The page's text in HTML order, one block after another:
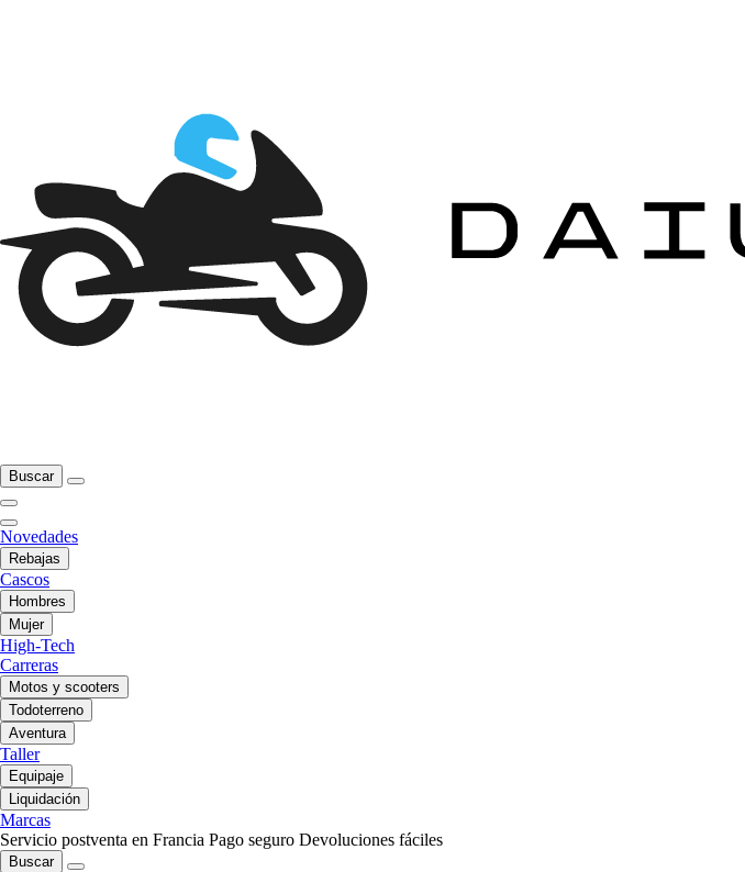
Buscar
Novedades
Rebajas
Cascos
Hombres
Mujer
High-Tech
Carreras
Motos y scooters
Todoterreno
Aventura
Taller
Equipaje
Liquidación
Marcas
Servicio postventa en Francia Pago seguro Devoluciones fáciles
Buscar